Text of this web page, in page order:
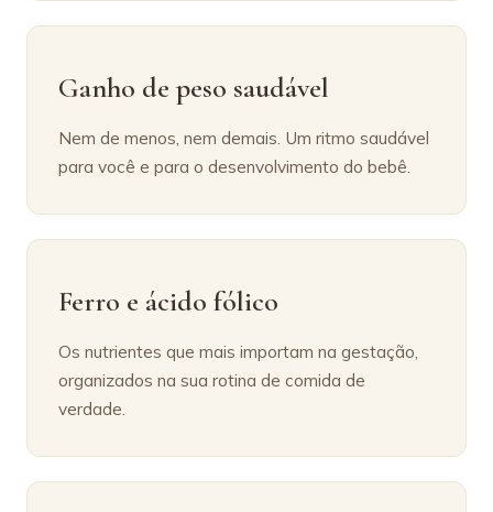
Ganho de peso saudável
Nem de menos, nem demais. Um ritmo saudável
para você e para o desenvolvimento do bebê.
Ferro e ácido fólico
Os nutrientes que mais importam na gestação,
organizados na sua rotina de comida de
verdade.